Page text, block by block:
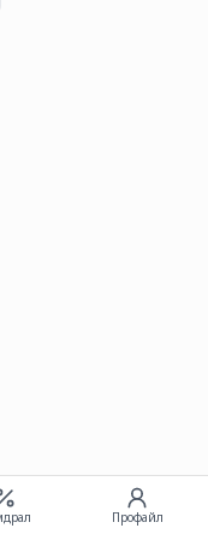
Профайл